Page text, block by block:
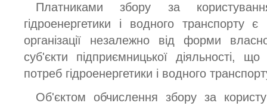
Платниками збору за
гідроенергетики і водного транспорту
організації незалежно від форми
суб'єкти підприємницької діяльності,
потреб гідроенергетики і водного
Об'єктом обчислення збору за